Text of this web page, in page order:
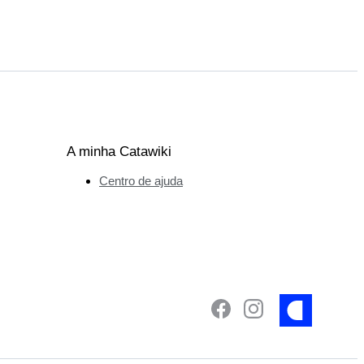
A minha Catawiki
Centro de ajuda